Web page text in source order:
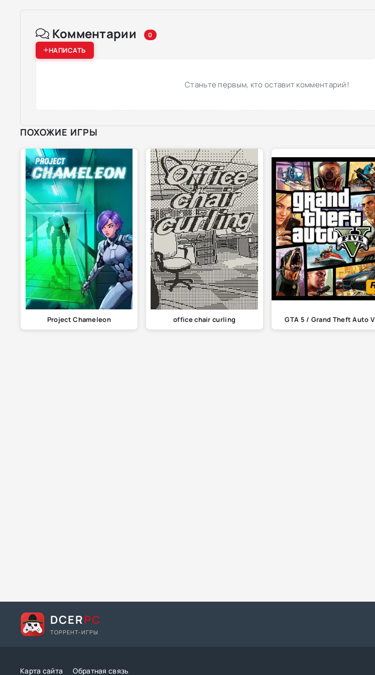
Комментарии 0
НАПИСАТЬ
Станьте первым, кто оставит комментарий!
ПОХОЖИЕ ИГРЫ
Project Chameleon office chair curling GTA 5 / Grand Theft Auto V
DCERPC
ТОРРЕНТ-ИГРЫ
Карта сайта Обратная связь